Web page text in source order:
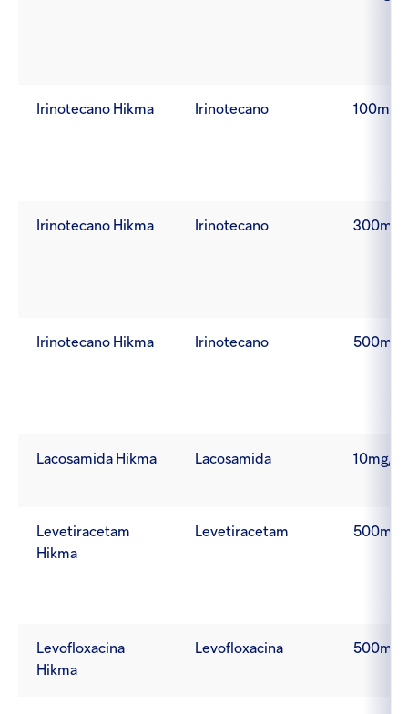
Irinotecano Hikma Irinotecano 100mg/
Irinotecano Hikma Irinotecano 300mg/
Irinotecano Hikma Irinotecano 500mg/
Lacosamida Hikma Lacosamida 10mg/
Levetiracetam
Hikma
Levetiracetam
Levofloxacina
Hikma
Levofloxacina 500mg/